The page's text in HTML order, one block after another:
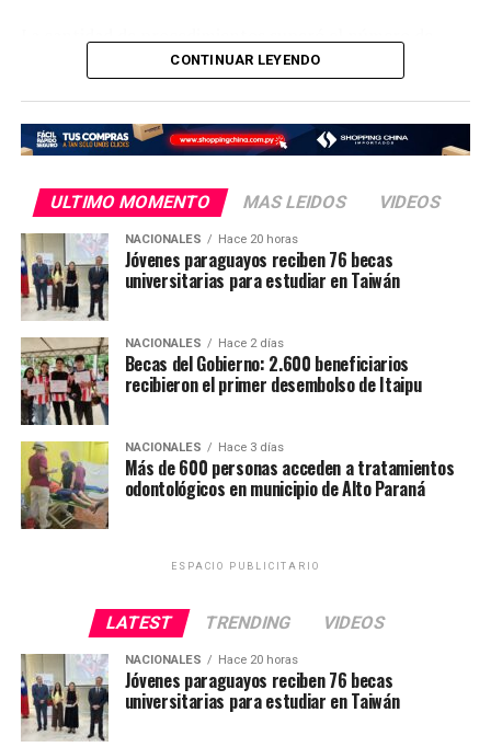
pacientes atendidos debido a que, en numerosos casos,
La jornada de atención permitió que personas de
distintos grupos de edad recibieran atención profesional
en el cuidado de la salud bucodental.
Esta iniciativa fue posible mediante el trabajo articulado
entre la Dirección Nacional de Salud Bucodental del
Ministerio de Salud Pública con profesionales del Centro
de Salud de Juan E. O’Leary de la Décima Región
Sanitaria – Alto Paraná, la Universidad de Valencia
(España), Uninorte y la Municipalidad de Juan E. O’Leary,
instituciones que unieron esfuerzos para acercar
prestaciones odontológicas a la población.
CONTINUAR LEYENDO
ULTIMO MOMENTO MAS LEIDOS VIDEOS
NACIONALES Hace 20 horas
Jóvenes paraguayos reciben 76 becas
universitarias para estudiar en Taiwán
NACIONALES Hace 2 días
Becas del Gobierno: 2.600 beneficiarios
recibieron el primer desembolso de Itaipu
NACIONALES Hace 3 días
Más de 600 personas acceden a tratamientos
odontológicos en municipio de Alto Paraná
ESPACIO PUBLICITARIO
LATEST TRENDING VIDEOS
NACIONALES Hace 20 horas
Jóvenes paraguayos reciben 76 becas
universitarias para estudiar en Taiwán